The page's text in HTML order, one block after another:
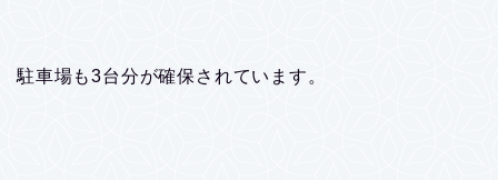
駐車場も3台分が確保されています。